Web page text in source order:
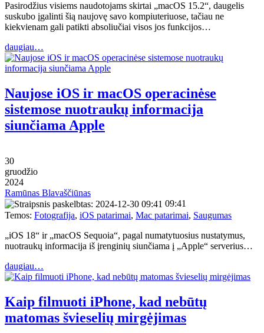
Pasirodžius visiems naudotojams skirtai „macOS 15.2“, daugelis
suskubo įgalinti šią naujovę savo kompiuteriuose, tačiau ne
kiekvienam gali patikti absoliučiai visos jos funkcijos…
daugiau…
Naujose iOS ir macOS operacinėse
sistemose nuotraukų informacija
siunčiama Apple
30
gruodžio
2024
Ramūnas Blavaščiūnas
09:41
Temos: Fotografija, iOS patarimai, Mac patarimai, Saugumas
„iOS 18“ ir „macOS Sequoia“, pagal numatytuosius nustatymus,
nuotraukų informacija iš įrenginių siunčiama į „Apple“ serverius…
daugiau…
Kaip filmuoti iPhone, kad nebūtų
matomas švieselių mirgėjimas